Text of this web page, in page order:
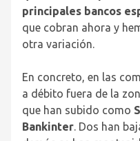
principales bancos
que cobran ahora y
otra variación.
En concreto, en las
a débito fuera de la
que han subido como
Bankinter. Dos han